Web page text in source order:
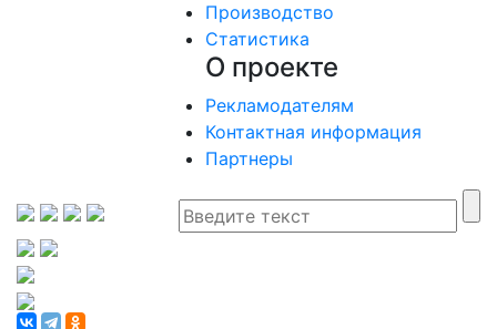
Производство
Статистика
О проекте
Рекламодателям
Контактная информация
Партнеры